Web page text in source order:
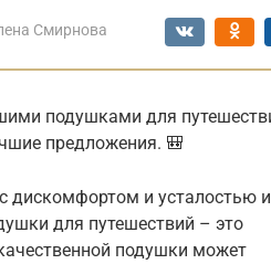
Смирнова
подушками для
предложения. 🎒
дискомфортом и усталостью
для путешествий – это
подушки может